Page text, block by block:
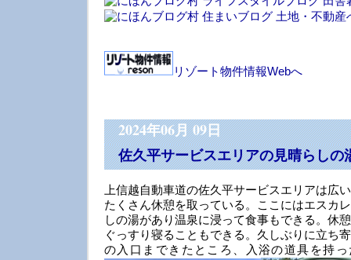
リゾート物件情報Webへ
2024年06月 09日
佐久平サービスエリアの見晴らし
上信越自動車道の佐久平サービスエリアは広
たくさん休憩を取っている。ここにはエスカ
しの湯があり温泉に浸って食事もできる。休
ぐっすり寝ることもできる。久しぶりに立ち
の入口まできたところ、入浴の道具を持